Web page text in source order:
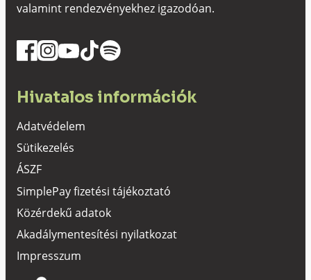
valamint rendezvényekhez igazodóan.
Hivatalos információk
Adatvédelem
Sütikezelés
ÁSZF
SimplePay fizetési tájékoztató
Közérdekű adatok
Akadálymentesítési nyilatkozat
Impresszum